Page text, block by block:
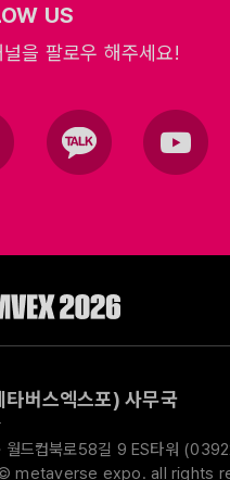
US
을 팔로우 해주세요!
버스엑스포) 사무국
월드컵북로58길 9 ES타워
metaverse expo. all rights